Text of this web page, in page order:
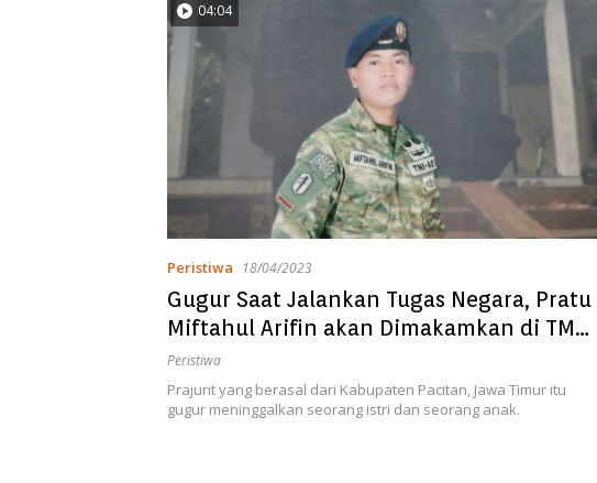
04:04
Peristiwa 18/04/2023
Gugur Saat Jalankan Tugas Negara, Pratu
Miftahul Arifin akan Dimakamkan di TMP
Pacitan
Peristiwa
Prajurit yang berasal dari Kabupaten Pacitan, Jawa Timur itu
gugur meninggalkan seorang istri dan seorang anak.